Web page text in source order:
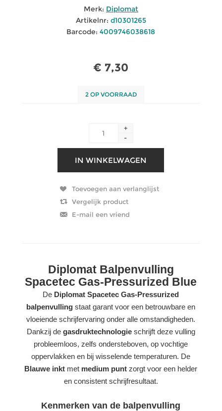
Merk: Diplomat
Artikelnr: d10301265
Barcode: 4009746038618
€ 7,30
2 OP VOORRAAD
+
-
Diplomat Balpenvulling
Spacetec Gas-Pressurized Blue
De Diplomat Spacetec Gas-Pressurized
balpenvulling staat garant voor een betrouwbare en
vloeiende schrijfervaring onder alle omstandigheden.
Dankzij de gasdruktechnologieschrijft deze vulling
probleemloos, zelfs ondersteboven, op vochtige
oppervlakken en bij wisselende temperaturen. De
Blauwe inkt met medium punt zorgt voor een helder
en consistent schrijfresultaat.
Kenmerken van de balpenvulling